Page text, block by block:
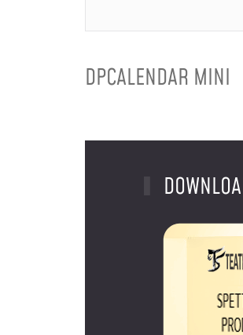
DPCALENDAR MINI